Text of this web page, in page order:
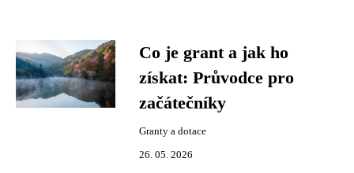
Co je grant a jak ho
získat: Průvodce pro
začátečníky
Granty a dotace
26. 05. 2026